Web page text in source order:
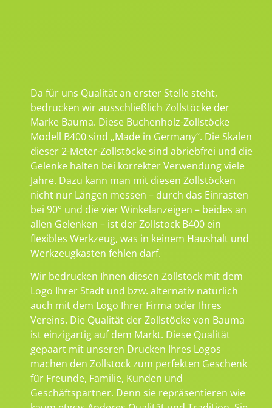
Da für uns Qualität an erster Stelle steht,
bedrucken wir ausschließlich Zollstöcke der
Marke Bauma. Diese Buchenholz-Zollstöcke
Modell B400 sind „Made in Germany“. Die Skalen
dieser 2-Meter-Zollstöcke sind abriebfrei und die
Gelenke halten bei korrekter Verwendung viele
Jahre. Dazu kann man mit diesen Zollstöcken
nicht nur Längen messen – durch das Einrasten
bei 90° und die vier Winkelanzeigen – beides an
allen Gelenken – ist der Zollstock B400 ein
flexibles Werkzeug, was in keinem Haushalt und
Werkzeugkasten fehlen darf.
Wir bedrucken Ihnen diesen Zollstock mit dem
Logo Ihrer Stadt und bzw. alternativ natürlich
auch mit dem Logo Ihrer Firma oder Ihres
Vereins. Die Qualität der Zollstöcke von Bauma
ist einzigartig auf dem Markt. Diese Qualität
gepaart mit unseren Drucken Ihres Logos
machen den Zollstock zum perfekten Geschenk
für Freunde, Familie, Kunden und
Geschäftspartner. Denn sie repräsentieren wie